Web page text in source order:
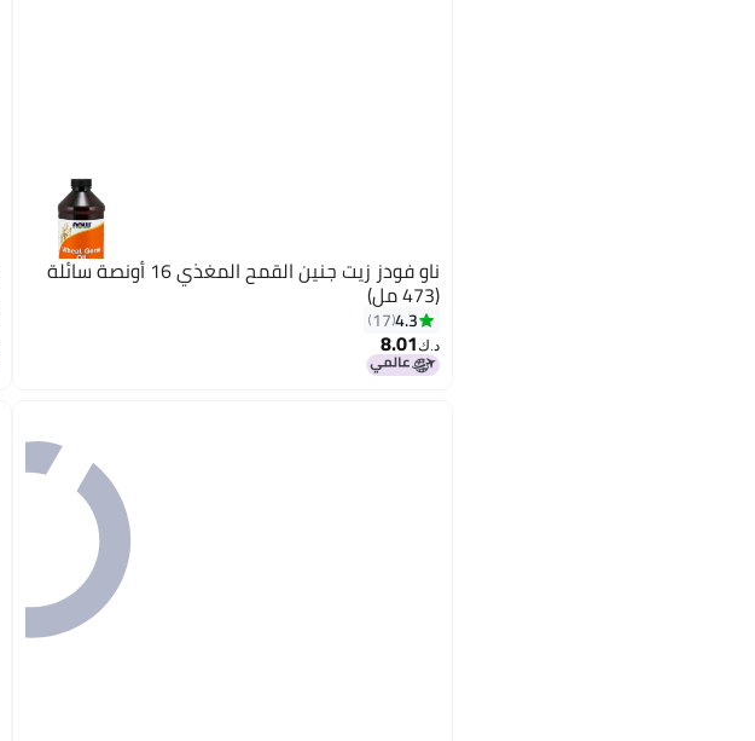
ناو فودز زيت جنين القمح المغذي 16 أونصة سائلة
(473 مل)
4.3
17
د.ك‏8.01